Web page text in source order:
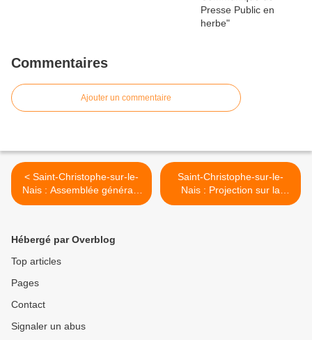
Commentaires
Ajouter un commentaire
< Saint-Christophe-sur-le-
Nais : Assemblée générale
de La Biche Agile
Saint-Christophe-sur-le-
Nais : Projection sur la
Thaïlande >
Hébergé par Overblog
Top articles
Pages
Contact
Signaler un abus